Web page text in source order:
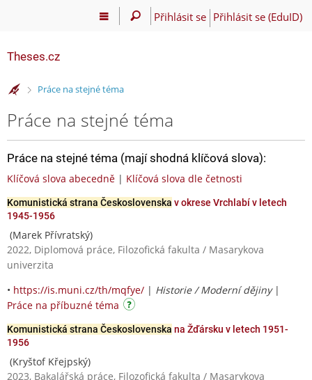
Přihlásit se Přihlásit se (EduID)
Theses.cz
>Práce na stejné téma
Práce na stejné téma
Práce na stejné téma (mají shodná klíčová slova):
Klíčová slova abecedně | Klíčová slova dle četnosti
Komunistická strana Československa v okrese Vrchlabí v letech
1945-1956
(Marek Přívratský)
2022, Diplomová práce, Filozofická fakulta / Masarykova
univerzita
• https://is.muni.cz/th/mqfye/ | Historie / Moderní dějiny|
Práce na příbuzné téma
Komunistická strana Československa na Žďársku v letech 1951-
1956
(Kryštof Křejpský)
2023, Bakalářská práce, Filozofická fakulta / Masarykova